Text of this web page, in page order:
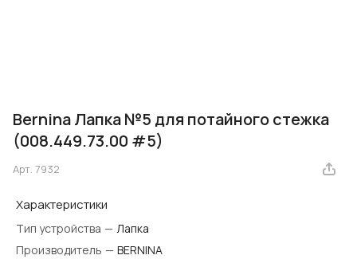
Bernina Лапка №5 для потайного стежка
(008.449.73.00 #5)
Арт. 7932
Характеристики
Тип устройства — Лапка
Производитель — BERNINA